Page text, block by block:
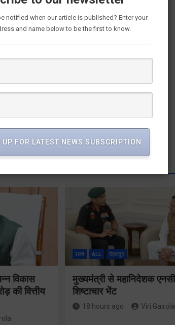
विकास
की वित्तीय
राज्य ALL देहरादून
मुख्यमंत्री से महानिदेशक
शिष्टाचार भेंट
18 hours ago Viri Gairola
notified when our article is published? Enter your
and name below to be the first to know.
UP FOR LATEST NEWS SUBSCRIPTION